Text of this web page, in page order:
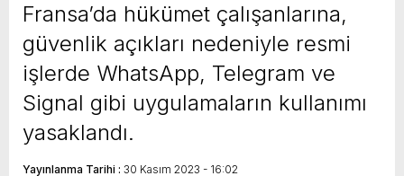
Fransa’da hükümet çalışanlarına,
güvenlik açıkları nedeniyle resmi
işlerde WhatsApp, Telegram ve
Signal gibi uygulamaların kullanımı
yasaklandı.
Yayınlanma Tarihi : 30 Kasım 2023 - 16:02